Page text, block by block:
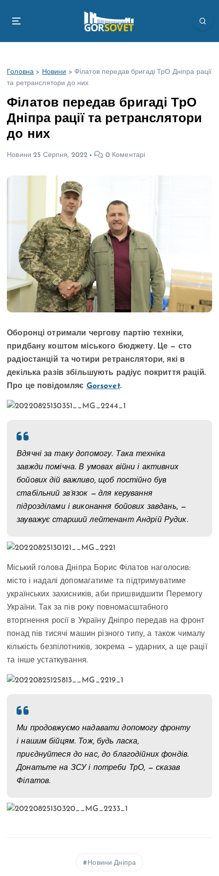
Головна > Новини > Філатов передав бригаді ТрО Дніпра рації
та ретранслятори до них
Філатов передав бригаді ТрО
Дніпра рації та ретранслятори
до них
Новини 25 Серпня, 2022 0 Коментарі
Оборонці отримали чергову партію техніки,
придбану коштом міського бюджету. Це — сто
радіостанцій та чотири ретранслятори, які в
декілька разів збільшують радіус покриття рацій.
Про це повідомляє Gorsovet.
Вдячні за таку допомогу. Така техніка
завжди помічна. В умовах війни і активних
бойових дій важливо, щоб постійно був
стабільний зв’язок — для керування
підрозділами і виконання бойових завдань, —
зауважує старший лейтенант Андрій Рудик.
Міський голова Дніпра Борис Філатов наголосив:
місто і надалі допомагатиме та підтримуватиме
українських захисників, аби пришвидшити Перемогу
України. Так за пів року повномасштабного
вторгнення росії в Україну Дніпро передав на фронт
понад пів тисячі машин різного типу, а також чималу
кількість безпілотників, зокрема — ударних, а ще рації
та інше устаткування.
Ми продовжуємо надавати допомогу фронту
і нашим бійцям. Тож, будь ласка,
приєднуйтеся до нас, до благодійних фондів.
Донатьте на ЗСУ і потреби ТрО, — сказав
Філатов.
Новини Дніпра